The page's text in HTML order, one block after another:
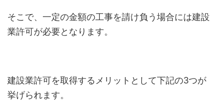
そこで、一定の金額の工事を請け負う場合には建設
業許可が必要となります。
建設業許可を取得するメリットとして下記の3つが
挙げられます。